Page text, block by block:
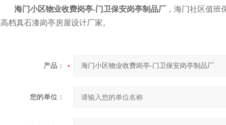
海门小区物业收费岗亭-门卫保安岗亭制品厂 ，海门社区值班
高档真石漆岗亭房屋设计厂家。
产品：
您的单位：